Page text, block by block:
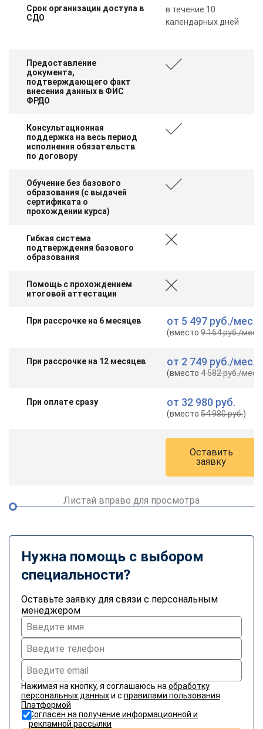
Срок организации доступа в
СДО
в течение 10
календарных дней
Предоставление
документа,
подтверждающего факт
внесения данных в ФИС
ФРДО
Консультационная
поддержка на весь период
исполнения обязательств
по договору
Обучение без базового
образования (с выдачей
сертификата о
прохождении курса)
Гибкая система
подтверждения базового
образования
Помощь с прохождением
итоговой аттестации
При рассрочке на 6 месяцев от 5 497 руб./мес.
(вместо9 164 руб./мес.
При рассрочке на 12 месяцев от 2 749 руб./мес.
(вместо4 582 руб./мес.
При оплате сразу от 32 980 руб.
(вместо54 980 руб.)
Оставить
заявку
Листай вправо для просмотра
Нужна помощь с выбором
специальности?
Оставьте заявку для связи с персональным
менеджером
Нажимая на кнопку, я соглашаюсь на обработку
персональных данныхи с правилами пользования
Платформой
Согласен на получение информационной и
рекламной рассылки